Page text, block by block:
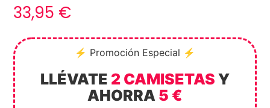
33,95 €
⚡ Promoción Especial ⚡
LLÉVATE 2 CAMISETAS Y
AHORRA 5 €